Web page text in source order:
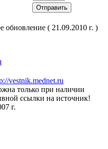
обновление ( 21.09.2010 г. )
vestnik.mednet.ru
только при наличии
ссылки на источник!
г.